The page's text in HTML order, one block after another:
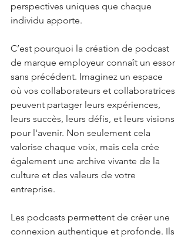
perspectives uniques que chaque
individu apporte.
C’est pourquoi la création de podcast
de marque employeur connaît un essor
sans précédent. Imaginez un espace
où vos collaborateurs et collaboratrices
peuvent partager leurs expériences,
leurs succès, leurs défis, et leurs visions
pour l'avenir. Non seulement cela
valorise chaque voix, mais cela crée
également une archive vivante de la
culture et des valeurs de votre
entreprise.
Les podcasts permettent de créer une
connexion authentique et profonde. Ils